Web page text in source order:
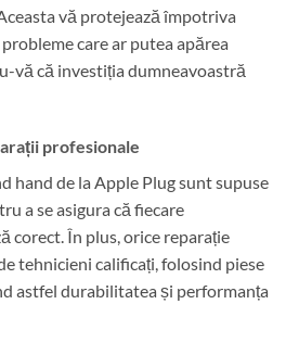
vă protejează împotriva
care ar putea apărea
vă că investiția dumneavoastră
profesionale
hand de la Apple Plug sunt supuse
a se asigura că fiecare
corect. În plus, orice reparație
tehnicieni calificați, folosind piese
astfel durabilitatea și performanța